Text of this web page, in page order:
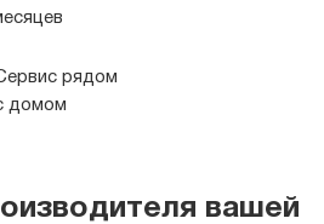
рядом
домом
вашей